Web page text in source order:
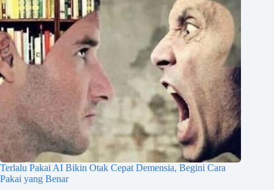
Terlalu Pakai AI Bikin Otak Cepat Demensia, Begini Cara
Pakai yang Benar